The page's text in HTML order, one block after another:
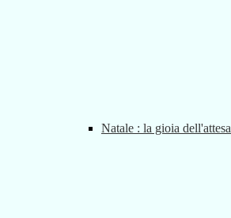
Natale : la gioia dell'attesa